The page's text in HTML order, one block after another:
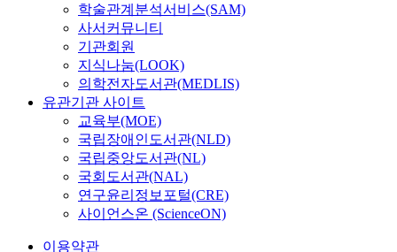
학술관계분석서비스(SAM)
사서커뮤니티
기관회원
지식나눔(LOOK)
의학전자도서관(MEDLIS)
유관기관 사이트
교육부(MOE)
국립장애인도서관(NLD)
국립중앙도서관(NL)
국회도서관(NAL)
연구윤리정보포털(CRE)
사이언스온 (ScienceON)
이용약관